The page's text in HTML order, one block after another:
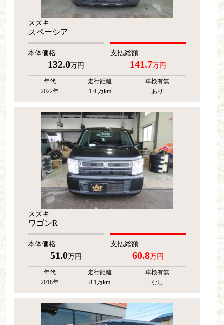
スズキ
スペーシア
本体価格
132.0万円
支払総額
141.7万円
年代
2022年
走行距離
1.4 万km
車検有無
あり
スズキ
ワゴンR
本体価格
51.0万円
支払総額
60.8万円
年代
2018年
走行距離
8.1万km
車検有無
なし